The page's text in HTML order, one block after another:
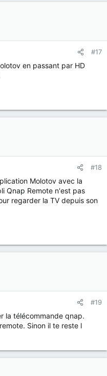
#17
en passant par HD
#18
Molotov avec la
Qnap Remote n'est pas
regarder la TV depuis son
#19
la télécommande qnap.
Sinon il te reste l